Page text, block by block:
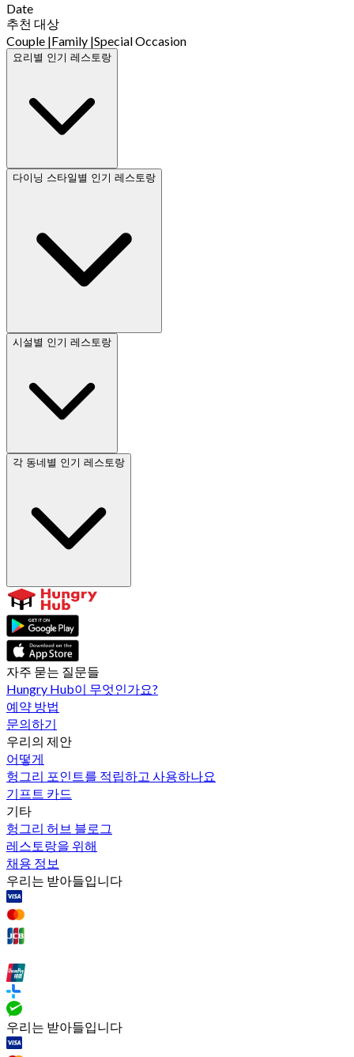
Date
추천 대상
Couple |Family |Special Occasion
요리별 인기 레스토랑
다이닝 스타일별 인기 레스토랑
시설별 인기 레스토랑
각 동네별 인기 레스토랑
자주 묻는 질문들
Hungry Hub이 무엇인가요?
예약 방법
문의하기
우리의 제안
어떻게
헝그리 포인트를 적립하고 사용하나요
기프트 카드
기타
헝그리 허브 블로그
레스토랑을 위해
채용 정보
우리는 받아들입니다
우리는 받아들입니다